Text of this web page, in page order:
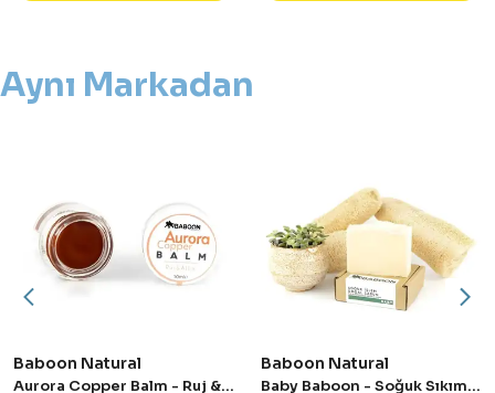
Aynı Markadan
Baboon Natural
Aurora Copper Balm - Ruj & Allık
Baboon Natural
Baby Baboon - Soğuk Sıkım Doğal Sabun 100 g